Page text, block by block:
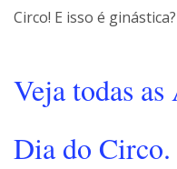
Circo! E isso é ginástica?
Veja todas
Dia do Circo.